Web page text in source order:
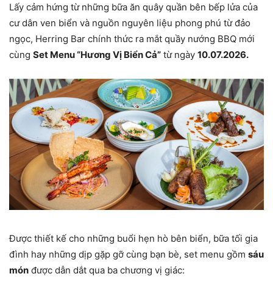
Lấy cảm hứng từ những bữa ăn quây quần bên bếp lửa của
cư dân ven biển và nguồn nguyên liệu phong phú từ đảo
ngọc, Herring Bar chính thức ra mắt quầy nướng BBQ mới
cùng Set Menu “Hương Vị Biển Cả” từ ngày 10.07.2026.
Được thiết kế cho những buổi hẹn hò bên biển, bữa tối gia
đình hay những dịp gặp gỡ cùng bạn bè, set menu gồm sáu
món được dẫn dắt qua ba chương vị giác: